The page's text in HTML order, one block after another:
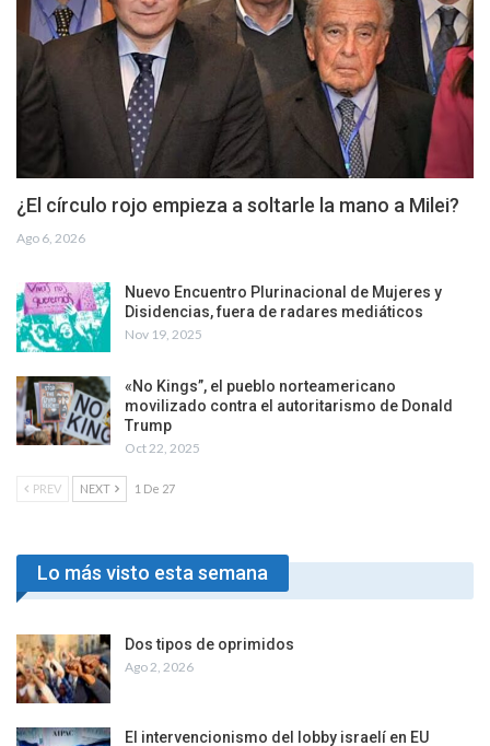
¿El círculo rojo empieza a soltarle la mano a Milei?
Ago 6, 2026
Nuevo Encuentro Plurinacional de Mujeres y
Disidencias, fuera de radares mediáticos
Nov 19, 2025
«No Kings”, el pueblo norteamericano
movilizado contra el autoritarismo de Donald
Trump
Oct 22, 2025
PREV NEXT 1 De 27
Lo más visto esta semana
Dos tipos de oprimidos
Ago 2, 2026
El intervencionismo del lobby israelí en EU